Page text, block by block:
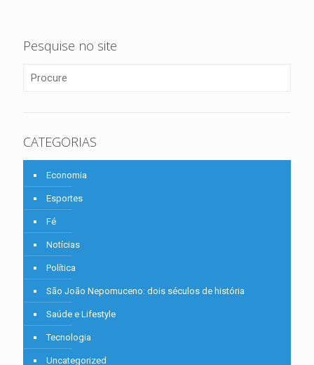
Pesquise no site
CATEGORIAS
Economia
Esportes
Fé
Notícias
Política
São João Nepomuceno: dois séculos de história
Saúde e Lifestyle
Tecnologia
Uncategorized